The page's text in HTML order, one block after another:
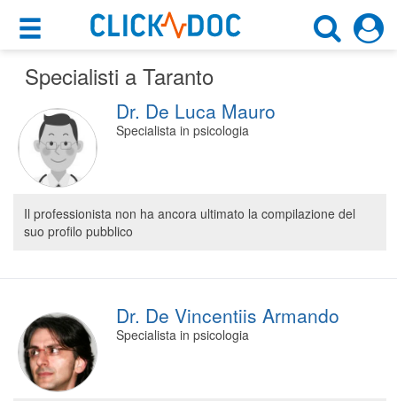
×
Motore di ricerca
×
Cerca uno specialista
Scegli specialità, prestazione o cognome
Cosa possiamo offrirti
Per i pazienti
Prenota una visita
Ricerca specialisti
Consulti online
Per gli specialisti
Prenotazioni online
Planner e rubrica in cloud
Specialisti a Taranto
Dr. De Luca Mauro
Specialista in psicologia
Il professionista non ha ancora ultimato la compilazione del
suo profilo pubblico
Dr. De Vincentiis Armando
Specialista in psicologia